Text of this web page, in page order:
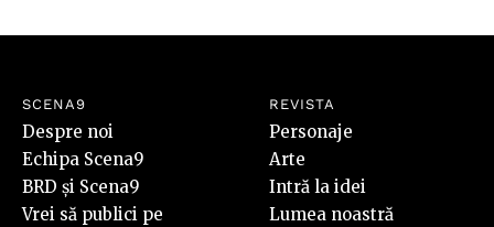
SCENA9
Despre noi
Echipa Scena9
BRD și Scena9
Vrei să publici pe
REVISTA
Personaje
Arte
Intră la idei
Lumea noastră